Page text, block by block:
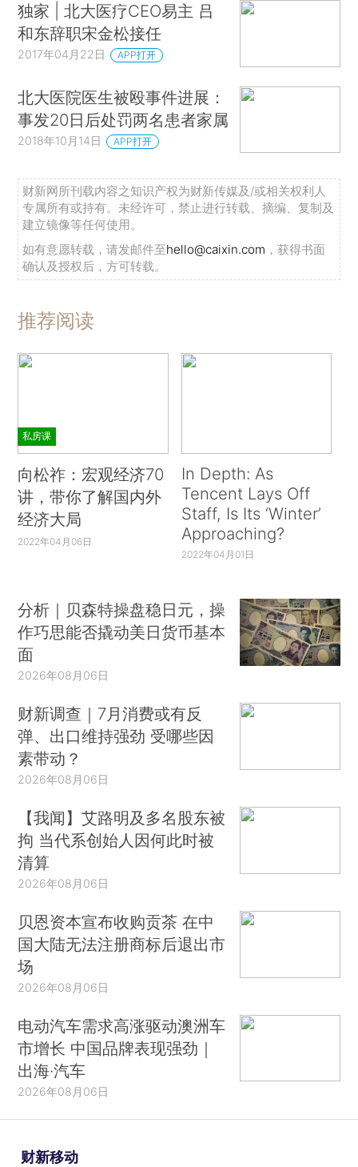
独家 | 北大医疗CEO易主 吕
和东辞职宋金松接任
2017年04月22日 APP打开
北大医院医生被殴事件进展：
事发20日后处罚两名患者家属
2018年10月14日 APP打开
财新网所刊载内容之知识产权为财新传媒及/或相关权利人
专属所有或持有。未经许可，禁止进行转载、摘编、复制及
建立镜像等任何使用。
如有意愿转载，请发邮件至hello@caixin.com ，获得书面
确认及授权后，方可转载。
推荐阅读
私房课
向松祚：宏观经济70
讲，带你了解国内外
经济大局
2022年04月06日
In Depth: As
Tencent Lays Off
Staff, Is Its ‘Winter’
Approaching?
2022年04月01日
分析｜贝森特操盘稳日元，操
作巧思能否撬动美日货币基本
面
2026年08月06日
财新调查｜7月消费或有反
弹、出口维持强劲 受哪些因
素带动？
2026年08月06日
【我闻】艾路明及多名股东被
拘 当代系创始人因何此时被
清算
2026年08月06日
贝恩资本宣布收购贡茶 在中
国大陆无法注册商标后退出市
场
2026年08月06日
电动汽车需求高涨驱动澳洲车
市增长 中国品牌表现强劲｜
出海·汽车
2026年08月06日
财新移动